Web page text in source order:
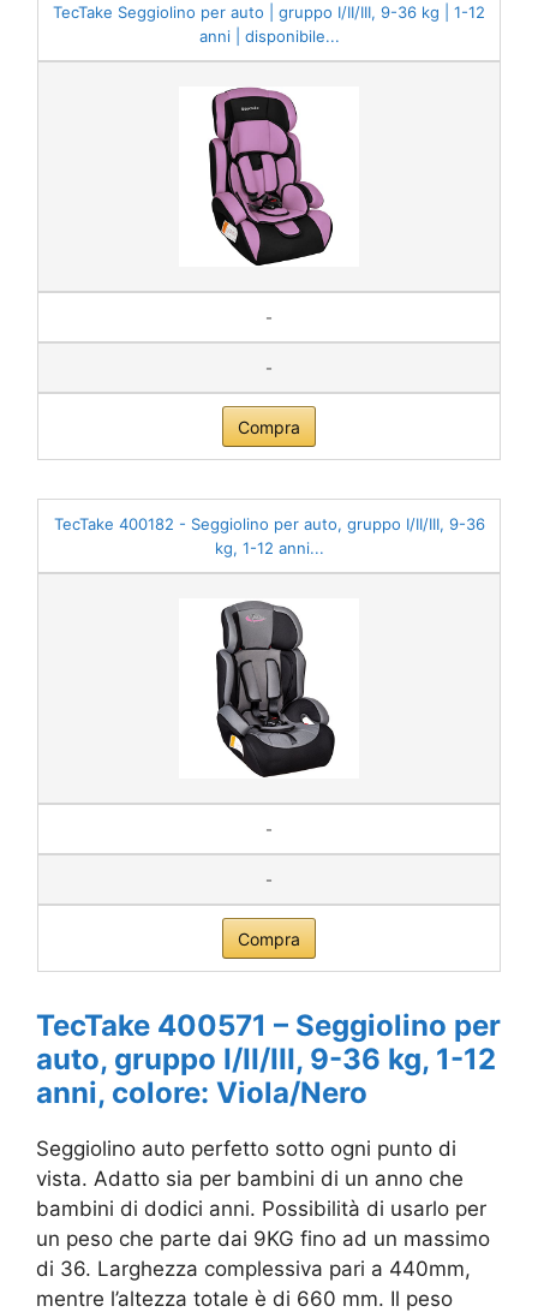
TecTake Seggiolino per auto | gruppo I/II/III, 9-36 kg | 1-12
anni | disponibile...
-
-
Compra
TecTake 400182 - Seggiolino per auto, gruppo I/II/III, 9-36
kg, 1-12 anni...
-
-
Compra
TecTake 400571 – Seggiolino per
auto, gruppo I/II/III, 9-36 kg, 1-12
anni, colore: Viola/Nero
Seggiolino auto perfetto sotto ogni punto di
vista. Adatto sia per bambini di un anno che
bambini di dodici anni. Possibilità di usarlo per
un peso che parte dai 9KG fino ad un massimo
di 36. Larghezza complessiva pari a 440mm,
mentre l’altezza totale è di 660 mm. Il peso